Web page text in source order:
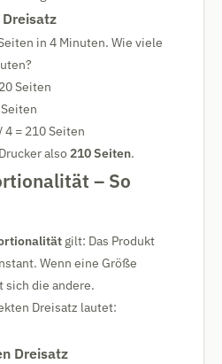
in 4 Minuten. Wie viele
Seiten
4 = 210 Seiten
also 210 Seiten.
– So
gilt: Das Produkt
Wenn eine Größe
die andere.
Dreisatz lautet:
Dreisatz